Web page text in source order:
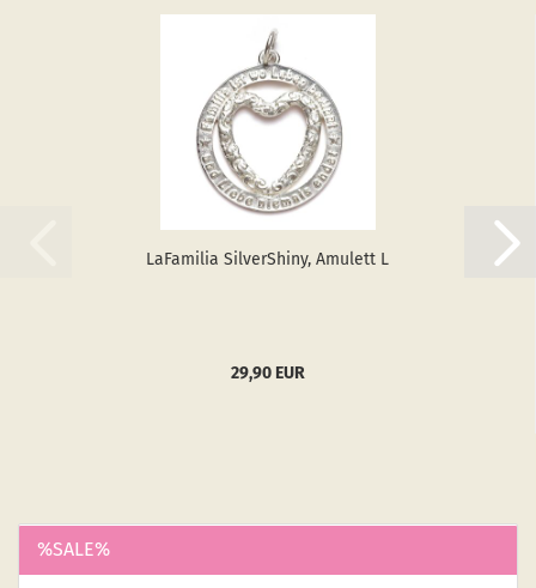
LaFa­mi­lia Sil­verS­hiny, Amu­lett L
29,90 EUR
%SALE%